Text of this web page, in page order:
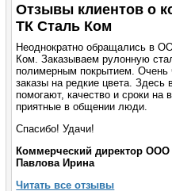
Отзывы клиентов о
ТК Сталь Ком
Неоднократно обращались в
Ком. Заказываем рулонную
полимерным покрытием. Очень
заказы на редкие цвета. Здесь
помогают, качество и сроки на
приятные в общении люди.
Спасибо! Удачи!
Коммерческий директор
Павлова Ирина
Читать все отзывы